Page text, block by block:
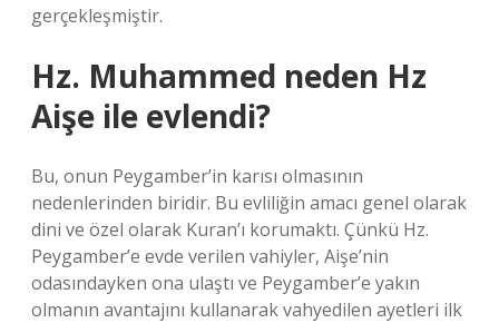
gerçekleşmiştir.
Hz. Muhammed neden Hz
Aişe ile evlendi?
Bu, onun Peygamber’in karısı olmasının
nedenlerinden biridir. Bu evliliğin amacı genel olarak
dini ve özel olarak Kuran’ı korumaktı. Çünkü Hz.
Peygamber’e evde verilen vahiyler, Aişe’nin
odasındayken ona ulaştı ve Peygamber’e yakın
olmanın avantajını kullanarak vahyedilen ayetleri ilk